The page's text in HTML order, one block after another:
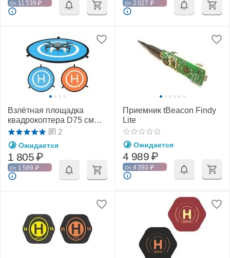
От 11 539 ₽ От 2 027 ₽
Взлётная площадка
квадрокоптера D75 см
(SunnyLife)
2
Ожидается
1 805₽
От 1 589 ₽
Приемник tBeacon Findy
Lite
Ожидается
4 989₽
От 4 393 ₽